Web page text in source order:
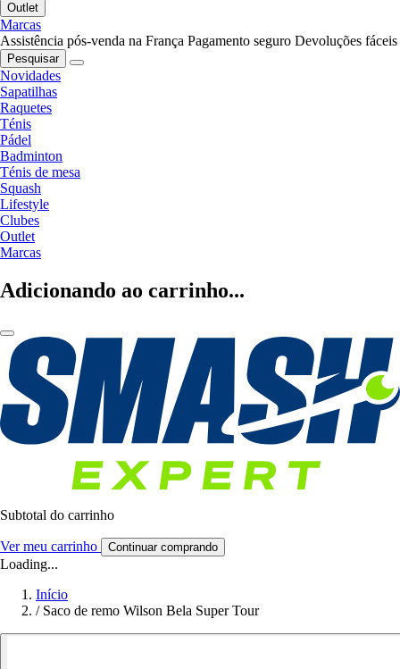
Outlet
Marcas
Assistência pós-venda na França Pagamento seguro Devoluções fáceis
Pesquisar
Novidades
Sapatilhas
Raquetes
Ténis
Pádel
Badminton
Ténis de mesa
Squash
Lifestyle
Clubes
Outlet
Marcas
Adicionando ao carrinho...
Subtotal do carrinho
Ver meu carrinho Continuar comprando
Loading...
Início
/ Saco de remo Wilson Bela Super Tour